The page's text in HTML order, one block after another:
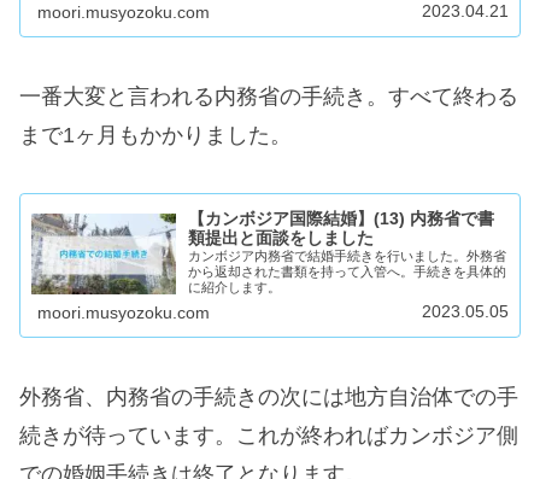
moori.musyozoku.com 2023.04.21
一番大変と言われる内務省の手続き。すべて終わる
まで1ヶ月もかかりました。
【カンボジア国際結婚】(13) 内務省で書
類提出と面談をしました
カンボジア内務省で結婚手続きを行いました。外務省
から返却された書類を持って入管へ。手続きを具体的
に紹介します。
moori.musyozoku.com 2023.05.05
外務省、内務省の手続きの次には地方自治体での手
続きが待っています。これが終わればカンボジア側
での婚姻手続きは終了となります。